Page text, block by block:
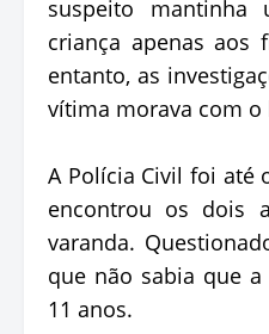
suspeito mantinha
criança apenas aos
entanto, as
vítima morava com o
A Polícia Civil foi até
encontrou os dois
varanda.
que não sabia que
11 anos.